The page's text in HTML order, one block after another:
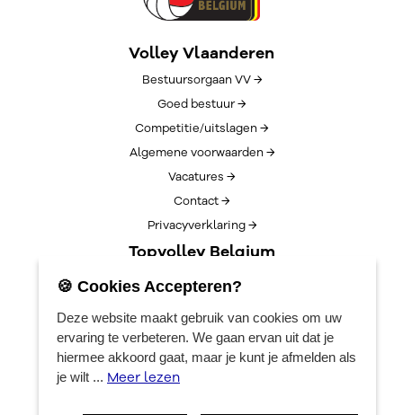
Volley Vlaanderen
Bestuursorgaan VV →
Goed bestuur →
Competitie/uitslagen →
Algemene voorwaarden →
Vacatures →
Contact →
Privacyverklaring →
Topvolley Belgium
Over TopVolleyBelgium →
Lotto Cup Finals →
EuroVolleyCenter
Boekingen →
🍪 Cookies Accepteren?
Deze website maakt gebruik van cookies om uw
ervaring te verbeteren. We gaan ervan uit dat je
hiermee akkoord gaat, maar je kunt je afmelden als
je wilt ... Meer lezen